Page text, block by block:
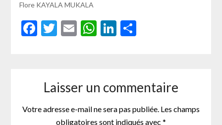
Flore KAYALA MUKALA
Facebook
Twitter
EmailWhatsApp
LinkedIn
Partager
Laisser un commentaire
Votre adresse e-mail ne sera pas publiée. Les champs
obligatoires sont indiqués avec *